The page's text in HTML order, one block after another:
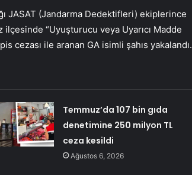
JASAT (Jandarma Dedektifleri) ekiplerince
“Uyuşturucu veya Uyarıcı Madde
cezası ile aranan GA isimli şahıs yakalandı.
Temmuz’da 107 bin gıda
denetimine 250 milyon TL
ceza kesildi
Ağustos 6, 2026